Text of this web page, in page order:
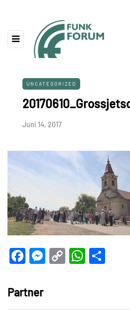
UNCATEGORIZED
Juni 14, 2017
Facebook
Messenger
Copy
Partner